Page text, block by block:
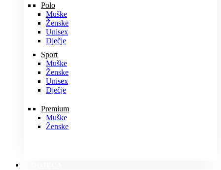
Polo
Muške
Ženske
Unisex
Dječje
Sport
Muške
Ženske
Unisex
Dječje
Premium
Muške
Ženske